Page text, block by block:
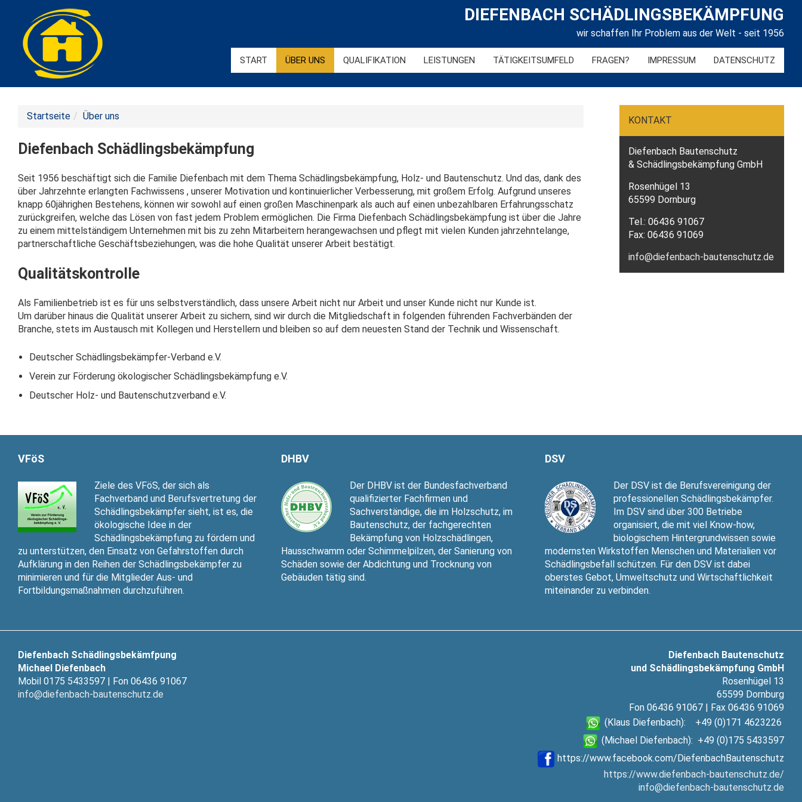
DIEFENBACH SCHÄDLINGSBEKÄMPFUNG
wir schaffen Ihr Problem aus der Welt - seit 1956
START ÜBER UNS QUALIFIKATION LEISTUNGEN TÄTIGKEITSUMFELD FRAGEN? IMPRESSUM DATENSCHUTZ
Startseite Über uns
Diefenbach Schädlingsbekämpfung
Seit 1956 beschäftigt sich die Familie Diefenbach mit dem Thema Schädlingsbekämpfung, Holz- und Bautenschutz. Und das, dank des
über Jahrzehnte erlangten Fachwissens , unserer Motivation und kontinuierlicher Verbesserung, mit großem Erfolg. Aufgrund unseres
knapp 60jährighen Bestehens, können wir sowohl auf einen großen Maschinenpark als auch auf einen unbezahlbaren Erfahrungsschatz
zurückgreifen, welche das Lösen von fast jedem Problem ermöglichen. Die Firma Diefenbach Schädlingsbekämpfung ist über die Jahre
zu einem mittelständigem Unternehmen mit bis zu zehn Mitarbeitern herangewachsen und pflegt mit vielen Kunden jahrzehntelange,
partnerschaftliche Geschäftsbeziehungen, was die hohe Qualität unserer Arbeit bestätigt.
Qualitätskontrolle
Als Familienbetrieb ist es für uns selbstverständlich, dass unsere Arbeit nicht nur Arbeit und unser Kunde nicht nur Kunde ist.
Um darüber hinaus die Qualität unserer Arbeit zu sichern, sind wir durch die Mitgliedschaft in folgenden führenden Fachverbänden der
Branche, stets im Austausch mit Kollegen und Herstellern und bleiben so auf dem neuesten Stand der Technik und Wissenschaft.
Deutscher Schädlingsbekämpfer-Verband e.V.
Verein zur Förderung ökologischer Schädlingsbekämpfung e.V.
Deutscher Holz- und Bautenschutzverband e.V.
KONTAKT
Diefenbach Bautenschutz
& Schädlingsbekämpfung GmbH
Rosenhügel 13
65599 Dornburg
Tel.: 06436 91067
Fax: 06436 91069
info@diefenbach-bautenschutz.de
VFöS
Ziele des VFöS, der sich als
Fachverband und Berufsvertretung der
Schädlingsbekämpfer sieht, ist es, die
ökologische Idee in der
Schädlingsbekämpfung zu fördern und
zu unterstützen, den Einsatz von Gefahrstoffen durch
Aufklärung in den Reihen der Schädlingsbekämpfer zu
minimieren und für die Mitglieder Aus- und
Fortbildungsmaßnahmen durchzuführen.
DHBV
Der DHBV ist der Bundesfachverband
qualifizierter Fachfirmen und
Sachverständige, die im Holzschutz, im
Bautenschutz, der fachgerechten
Bekämpfung von Holzschädlingen,
Hausschwamm oder Schimmelpilzen, der Sanierung von
Schäden sowie der Abdichtung und Trocknung von
Gebäuden tätig sind.
DSV
Der DSV ist die Berufsvereinigung der
professionellen Schädlingsbekämpfer.
Im DSV sind über 300 Betriebe
organisiert, die mit viel Know-how,
biologischem Hintergrundwissen sowie
modernsten Wirkstoffen Menschen und Materialien vor
Schädlingsbefall schützen. Für den DSV ist dabei
oberstes Gebot, Umweltschutz und Wirtschaftlichkeit
miteinander zu verbinden.
Diefenbach Schädlingsbekämfpung
Michael Diefenbach
Mobil 0175 5433597 | Fon 06436 91067
info@diefenbach-bautenschutz.de
Diefenbach Bautenschutz
und Schädlingsbekämpfung GmbH
Rosenhügel 13
65599 Dornburg
Fon 06436 91067 | Fax 06436 91069
(Klaus Diefenbach): +49 (0)171 4623226
(Michael Diefenbach): +49 (0)175 5433597
https://www.facebook.com/DiefenbachBautenschutz
https://www.diefenbach-bautenschutz.de/
info@diefenbach-bautenschutz.de